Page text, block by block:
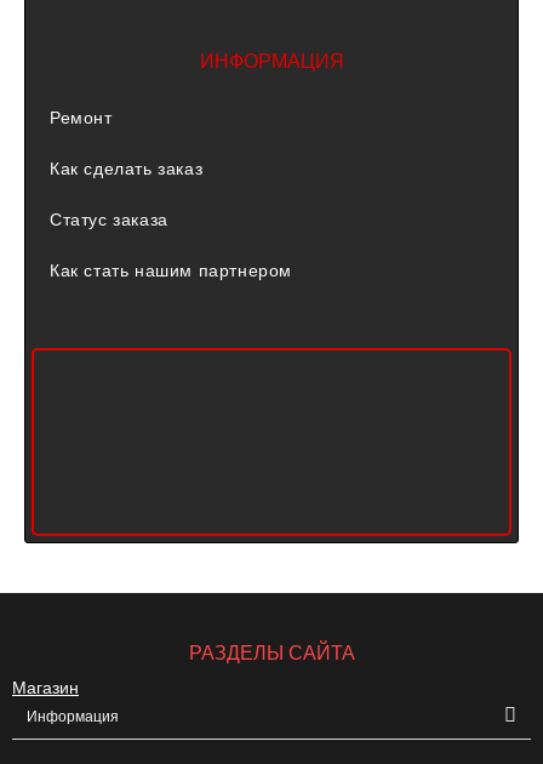
ИНФОРМАЦИЯ
Ремонт
Как сделать заказ
Статус заказа
Как стать нашим партнером
РАЗДЕЛЫ САЙТА
Магазин
Информация